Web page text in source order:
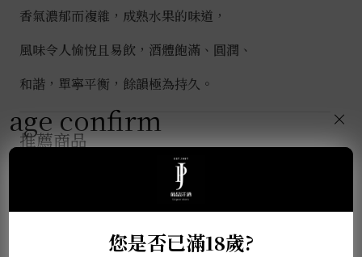
量
香氣濃郁而複雜，成熟水果的味道，
風味令人愉悅且易飲，酒體飽滿、圓潤、
和諧，單寧平衡，餘韻極為持久。
推薦商品
age confirm
您是否已滿18歲?
×